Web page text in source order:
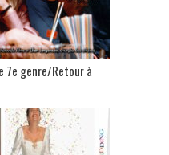
7e genre/Retour à